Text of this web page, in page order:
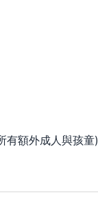
有額外成人與孩童)